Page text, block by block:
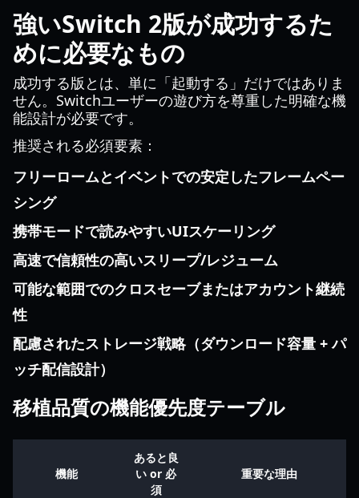
強いSwitch 2版が成功するた
めに必要なもの
成功する版とは、単に「起動する」だけではありま
せん。Switchユーザーの遊び方を尊重した明確な機
能設計が必要です。
推奨される必須要素：
フリーロームとイベントでの安定したフレームペー
シング
携帯モードで読みやすいUIスケーリング
高速で信頼性の高いスリープ/レジューム
可能な範囲でのクロスセーブまたはアカウント継続
性
配慮されたストレージ戦略（ダウンロード容量 + パ
ッチ配信設計）
移植品質の機能優先度テーブル
機能
あると良
い or 必
須
重要な理由